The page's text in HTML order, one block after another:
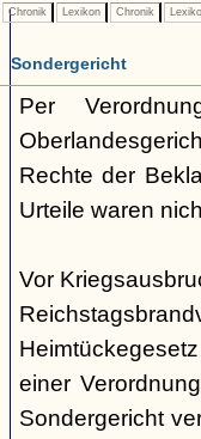
Chronik Lexikon Chronik
Sondergericht
Per
Rechte der
Urteile waren
Vor
einer
Sondergericht